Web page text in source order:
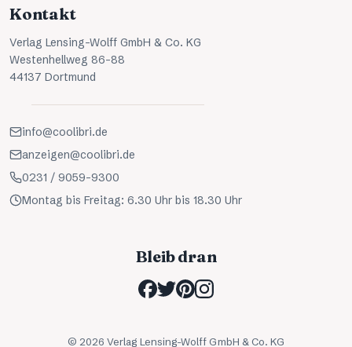
Kontakt
Verlag Lensing-Wolff GmbH & Co. KG
Westenhellweg 86-88
44137 Dortmund
info@coolibri.de
anzeigen@coolibri.de
0231 / 9059-9300
Montag bis Freitag: 6.30 Uhr bis 18.30 Uhr
Bleib dran
© 2026 Verlag Lensing-Wolff GmbH & Co. KG